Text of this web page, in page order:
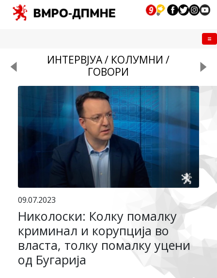
ИНТЕРВЈУА / КОЛУМНИ /
ГОВОРИ
09.07.2023
Николоски: Колку помалку
криминал и корупција во
власта, толку помалку уцени
од Бугарија